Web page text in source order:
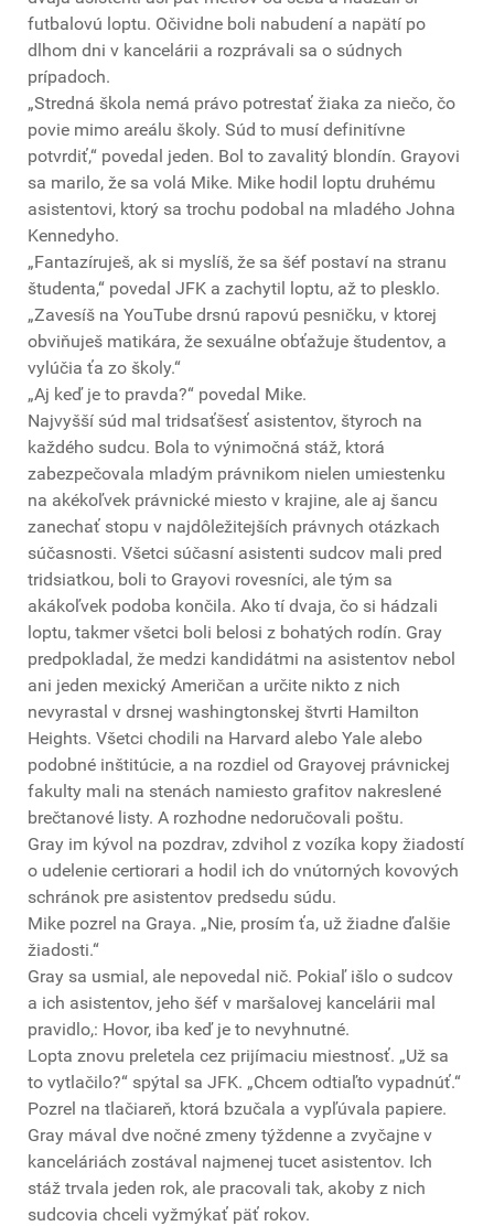
futbalovú loptu. Očividne boli nabudení a napätí po
dlhom dni v kancelárii a rozprávali sa o súdnych
prípadoch.
„Stredná škola nemá právo potrestať žiaka za niečo, čo
povie mimo areálu školy. Súd to musí definitívne
potvrdiť,“ povedal jeden. Bol to zavalitý blondín. Grayovi
sa marilo, že sa volá Mike. Mike hodil loptu druhému
asistentovi, ktorý sa trochu podobal na mladého Johna
Kennedyho.
„Fantazíruješ, ak si myslíš, že sa šéf postaví na stranu
študenta,“ povedal JFK a zachytil loptu, až to plesklo.
„Zavesíš na YouTube drsnú rapovú pesničku, v ktorej
obviňuješ matikára, že sexuálne obťažuje študentov, a
vylúčia ťa zo školy.“
„Aj keď je to pravda?“ povedal Mike.
Najvyšší súd mal tridsaťšesť asistentov, štyroch na
každého sudcu. Bola to výnimočná stáž, ktorá
zabezpečovala mladým právnikom nielen umiestenku
na akékoľvek právnické miesto v krajine, ale aj šancu
zanechať stopu v najdôležitejších právnych otázkach
súčasnosti. Všetci súčasní asistenti sudcov mali pred
tridsiatkou, boli to Grayovi rovesníci, ale tým sa
akákoľvek podoba končila. Ako tí dvaja, čo si hádzali
loptu, takmer všetci boli belosi z bohatých rodín. Gray
predpokladal, že medzi kandidátmi na asistentov nebol
ani jeden mexický Američan a určite nikto z nich
nevyrastal v drsnej washingtonskej štvrti Hamilton
Heights. Všetci chodili na Harvard alebo Yale alebo
podobné inštitúcie, a na rozdiel od Grayovej právnickej
fakulty mali na stenách namiesto grafitov nakreslené
brečtanové listy. A rozhodne nedoručovali poštu.
Gray im kývol na pozdrav, zdvihol z vozíka kopy žiadostí
o udelenie certiorari a hodil ich do vnútorných kovových
schránok pre asistentov predsedu súdu.
Mike pozrel na Graya. „Nie, prosím ťa, už žiadne ďalšie
žiadosti.“
Gray sa usmial, ale nepovedal nič. Pokiaľ išlo o sudcov
a ich asistentov, jeho šéf v maršalovej kancelárii mal
pravidlo,: Hovor, iba keď je to nevyhnutné.
Lopta znovu preletela cez prijímaciu miestnosť. „Už sa
to vytlačilo?“ spýtal sa JFK. „Chcem odtiaľto vypadnúť.“
Pozrel na tlačiareň, ktorá bzučala a vypľúvala papiere.
Gray mával dve nočné zmeny týždenne a zvyčajne v
kanceláriách zostával najmenej tucet asistentov. Ich
stáž trvala jeden rok, ale pracovali tak, akoby z nich
sudcovia chceli vyžmýkať päť rokov.